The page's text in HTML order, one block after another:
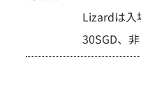
Lizardは入
30SGD、